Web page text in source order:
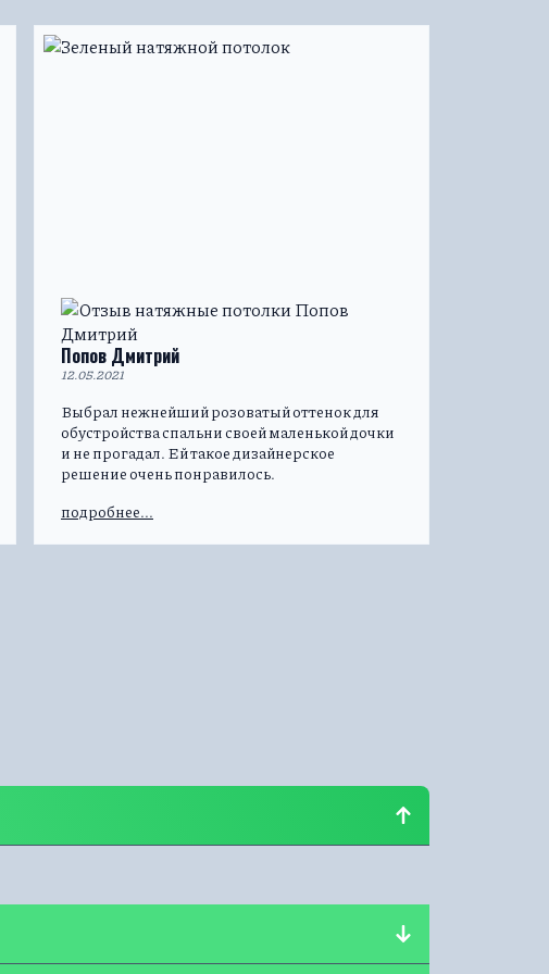
Попов Дмитрий
12.05.2021
Выбрал нежнейший розоватый оттенок для
обустройства спальни своей маленькой дочки
и не прогадал. Ей такое дизайнерское
решение очень понравилось.
подробнее...